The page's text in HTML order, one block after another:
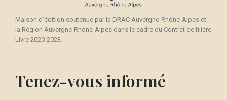
Maison d'édition soutenue par la DRAC Auvergne-Rhône-Alpes et
la Région Auvergne-Rhône-Alpes dans le cadre du Contrat de filière
Livre 2020-2023.
Tenez-vous informé